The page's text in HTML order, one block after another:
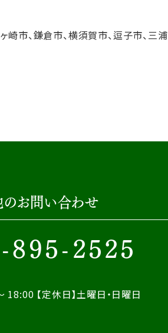
崎市、鎌倉市、横須賀市、逗子市、三浦
のお問い合わせ
895-2525
18:00 【定休日】土曜日・日曜日